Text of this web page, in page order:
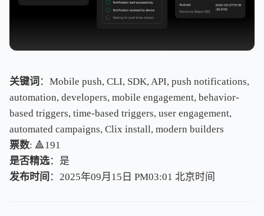
关键词 ：Mobile push, CLI, SDK, API, push notifications,
automation, developers, mobile engagement, behavior-
based triggers, time-based triggers, user engagement,
automated campaigns, Clix install, modern builders
票数: 🔺191
是否精选：是
发布时间 ：2025年09月15日 PM03:01 北京时间
北京时间